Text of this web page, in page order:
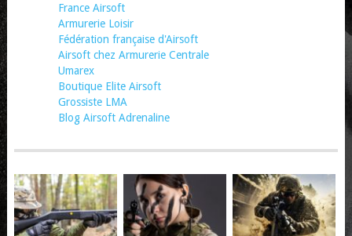
France Airsoft
Armurerie Loisir
Fédération française d'Airsoft
Airsoft chez Armurerie Centrale
Umarex
Boutique Elite Airsoft
Grossiste LMA
Blog Airsoft Adrenaline